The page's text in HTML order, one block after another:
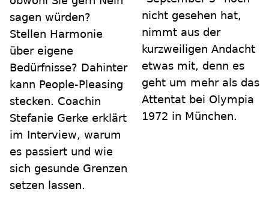
sagen würden?
Stellen Harmonie
über eigene
Bedürfnisse? Dahinter
kann People-Pleasing
stecken. Coachin
Stefanie Gerke erklärt
im Interview, warum
es passiert und wie
sich gesunde Grenzen
setzen lassen.
nicht gesehen hat,
nimmt aus der
kurzweiligen Andacht
etwas mit, denn es
geht um mehr als das
Attentat bei Olympia
1972 in München.